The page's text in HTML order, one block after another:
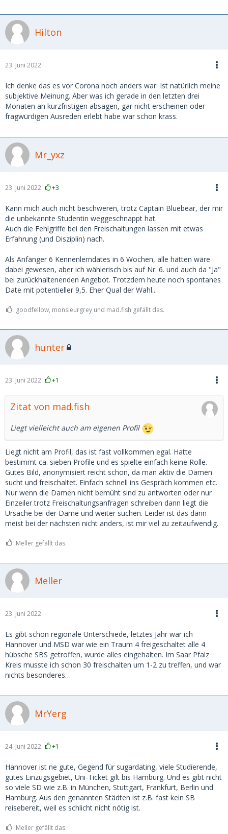
Hilton
23. Juni 2022
Ich denke das es vor Corona noch anders war. Ist natürlich meine
subjektive Meinung. Aber was ich gerade in den letzten drei
Monaten an kurzfristigen absagen, gar nicht erscheinen oder
fragwürdigen Ausreden erlebt habe war schon krass.
Mr_yxz
23. Juni 2022 +3
Kann mich auch nicht beschweren, trotz Captain Bluebear, der mir
die unbekannte Studentin weggeschnappt hat.
Auch die Fehlgriffe bei den Freischaltungen lassen mit etwas
Erfahrung (und Disziplin) nach.
Als Anfänger 6 Kennenlerndates in 6 Wochen, alle hätten wäre
dabei gewesen, aber ich wählerisch bis auf Nr. 6. und auch da "Ja"
bei zurückhaltenenden Angebot. Trotzdem heute noch spontanes
Date mit potentieller 9,5. Eher Qual der Wahl...
goodfellow, monsieurgrey und mad.fish gefällt das.
hunter
23. Juni 2022 +1
Zitat von mad.fish
Liegt vielleicht auch am eigenen Profil
Liegt nicht am Profil, das ist fast vollkommen egal. Hatte
bestimmt ca. sieben Profile und es spielte einfach keine Rolle.
Gutes Bild, anonymisiert reicht schon, da man aktiv die Damen
sucht und freischaltet. Einfach schnell ins Gespräch kommen etc.
Nur wenn die Damen nicht bemüht sind zu antworten oder nur
Einzeiler trotz Freischaltungsanfragen schreiben dann liegt die
Ursache bei der Dame und weiter suchen. Leider ist das dann
meist bei der nächsten nicht anders, ist mir viel zu zeitaufwendig.
Meller gefällt das.
Meller
23. Juni 2022
Es gibt schon regionale Unterschiede, letztes Jahr war ich
Hannover und MSD war wie ein Traum 4 freigeschaltet alle 4
hübsche SBS getroffen, wurde alles eingehalten. Im Saar Pfalz
Kreis musste ich schon 30 freischalten um 1-2 zu treffen, und war
nichts besonderes…
MrYerg
24. Juni 2022 +1
Hannover ist ne gute, Gegend für sugardating, viele Studierende,
gutes Einzugsgebiet, Uni-Ticket gilt bis Hamburg. Und es gibt nicht
so viele SD wie z.B. in München, Stuttgart, Frankfurt, Berlin und
Hamburg. Aus den genannten Städten ist z.B. fast kein SB
reisebereit, weil es schlicht nicht nötig ist.
Meller gefällt das.